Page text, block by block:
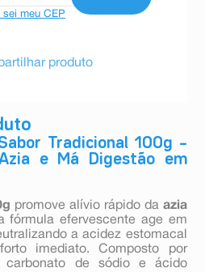
Tradicional 100g –
e Má Digestão em
promove alívio rápido da azia
fórmula efervescente age em
a acidez estomacal
imediato. Composto por
carbonato de sódio e ácido
sei meu CEP
produto